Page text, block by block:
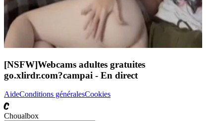
[NSFW]Webcams adultes gratuites
go.xlirdr.com?campai - En direct
AideConditions généralesCookies
C
Choualbox